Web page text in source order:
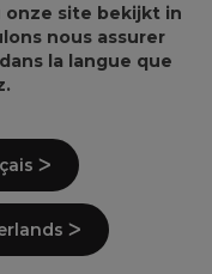
onze site bekijkt in
nous assurer
la langue que
ᐳ
ᐳ